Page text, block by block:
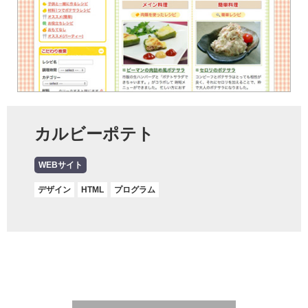
カルビーポテト
WEBサイト
デザイン HTML プログラム